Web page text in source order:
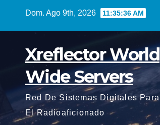
Dom. Ago 9th, 2026 11:35:37 AM
Xreflector World
Wide Servers
Red De Sistemas Digitales Para
El Radioaficionado